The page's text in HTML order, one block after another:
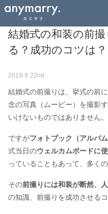
結婚式の和装の前
る？成功のコツは？
2018.9.22nd.
結婚式の前撮りは、挙式の前
念の写真（ムービー）を撮影
いけないものではありません。
ですがフォトブック（アルバム
式当日のウェルカムボードに
っていることもあって、多く
その前撮りには和装が断然、
の知識、前撮りを成功させる